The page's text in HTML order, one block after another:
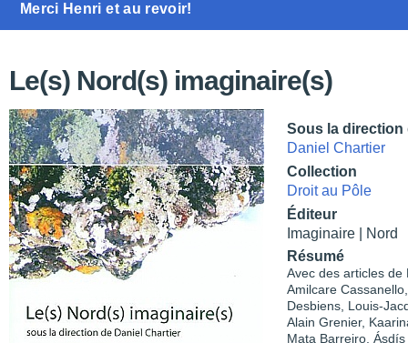
Merci Henri et au revoir!
Le(s) Nord(s) imaginaire(s)
Sous la direction
Daniel Chartier
Collection
Droit au Pôle
Éditeur
Imaginaire | Nord
Résumé
Avec des articles de
Amilcare
Desbiens, Louis-
Alain Grenier,
Mata Barreiro,